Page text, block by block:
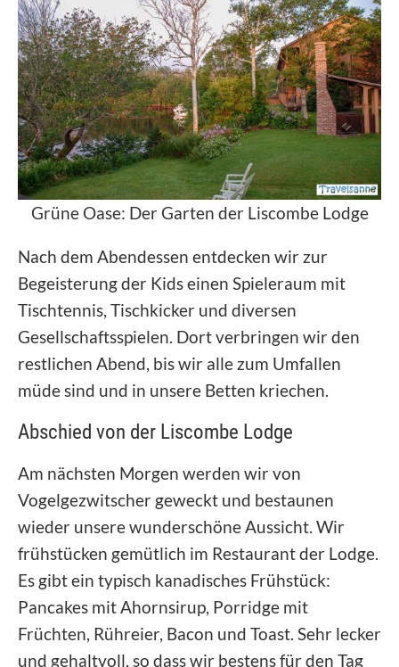
Grüne Oase: Der Garten der Liscombe Lodge
Nach dem Abendessen entdecken wir zur
Begeisterung der Kids einen Spieleraum mit
Tischtennis, Tischkicker und diversen
Gesellschaftsspielen. Dort verbringen wir den
restlichen Abend, bis wir alle zum Umfallen
müde sind und in unsere Betten kriechen.
Abschied von der Liscombe Lodge
Am nächsten Morgen werden wir von
Vogelgezwitscher geweckt und bestaunen
wieder unsere wunderschöne Aussicht. Wir
frühstücken gemütlich im Restaurant der Lodge.
Es gibt ein typisch kanadisches Frühstück:
Pancakes mit Ahornsirup, Porridge mit
Früchten, Rühreier, Bacon und Toast. Sehr lecker
und gehaltvoll, so dass wir bestens für den Tag